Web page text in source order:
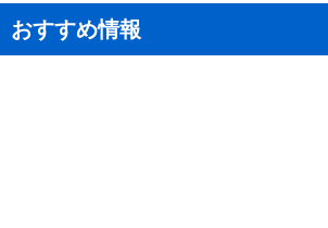
おすすめ情報